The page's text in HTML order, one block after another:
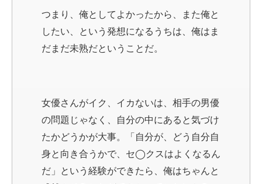
つまり、俺としてよかったから、また俺と
したい、という発想になるうちは、俺はま
だまだ未熟だということだ。
女優さんがイク、イカないは、相手の男優
の問題じゃなく、自分の中にあると気づけ
たかどうかが大事。「自分が、どう自分自
身と向き合うかで、セ◯クスはよくなるん
だ」という経験ができたら、俺はちゃんと